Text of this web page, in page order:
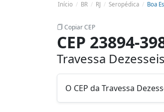
Início BR RJ Seropédica Boa
Copiar CEP
CEP 23894-
Travessa
O CEP da Travessa